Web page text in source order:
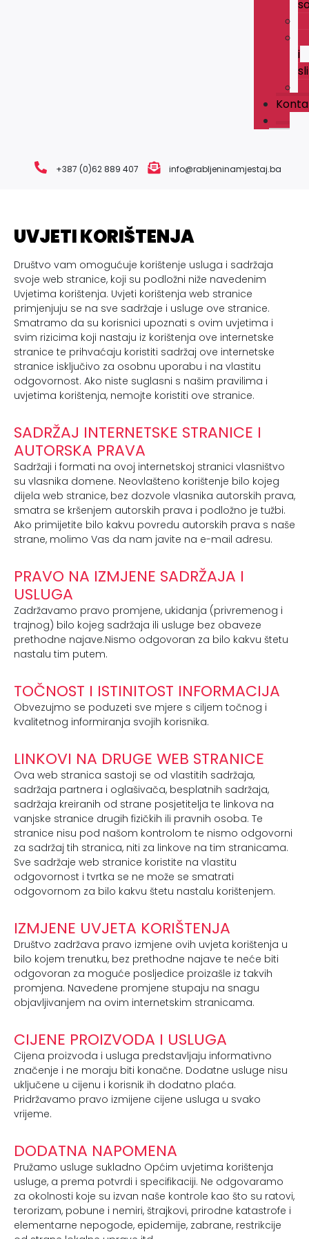
i
+387 (0)62 889 407 info@rabljeninamjestaj.ba
UVJETI KORIŠTENJA
Društvo vam omogućuje korištenje usluga i sadržaja
svoje web stranice, koji su podložni niže navedenim
Uvjetima korištenja. Uvjeti korištenja web stranice
primjenjuju se na sve sadržaje i usluge ove stranice.
Smatramo da su korisnici upoznati s ovim uvjetima i
svim rizicima koji nastaju iz korištenja ove internetske
stranice te prihvaćaju koristiti sadržaj ove internetske
stranice isključivo za osobnu uporabu i na vlastitu
odgovornost. Ako niste suglasni s našim pravilima i
uvjetima korištenja, nemojte koristiti ove stranice.
SADRŽAJ INTERNETSKE STRANICE I
AUTORSKA PRAVA
Sadržaji i formati na ovoj internetskoj stranici vlasništvo
su vlasnika domene. Neovlašteno korištenje bilo kojeg
dijela web stranice, bez dozvole vlasnika autorskih prava,
smatra se kršenjem autorskih prava i podložno je tužbi.
Ako primijetite bilo kakvu povredu autorskih prava s naše
strane, molimo Vas da nam javite na e-mail adresu.
PRAVO NA IZMJENE SADRŽAJA I
USLUGA
Zadržavamo pravo promjene, ukidanja (privremenog i
trajnog) bilo kojeg sadržaja ili usluge bez obaveze
prethodne najave.Nismo odgovoran za bilo kakvu štetu
nastalu tim putem.
TOČNOST I ISTINITOST INFORMACIJA
Obvezujmo se poduzeti sve mjere s ciljem točnog i
kvalitetnog informiranja svojih korisnika.
LINKOVI NA DRUGE WEB STRANICE
Ova web stranica sastoji se od vlastitih sadržaja,
sadržaja partnera i oglašivača, besplatnih sadržaja,
sadržaja kreiranih od strane posjetitelja te linkova na
vanjske stranice drugih fizičkih ili pravnih osoba. Te
stranice nisu pod našom kontrolom te nismo odgovorni
za sadržaj tih stranica, niti za linkove na tim stranicama.
Sve sadržaje web stranice koristite na vlastitu
odgovornost i tvrtka se ne može se smatrati
odgovornom za bilo kakvu štetu nastalu korištenjem.
IZMJENE UVJETA KORIŠTENJA
Društvo zadržava pravo izmjene ovih uvjeta korištenja u
bilo kojem trenutku, bez prethodne najave te neće biti
odgovoran za moguće posljedice proizašle iz takvih
promjena. Navedene promjene stupaju na snagu
objavljivanjem na ovim internetskim stranicama.
CIJENE PROIZVODA I USLUGA
Cijena proizvoda i usluga predstavljaju informativno
značenje i ne moraju biti konačne. Dodatne usluge nisu
uključene u cijenu i korisnik ih dodatno plaća.
Pridržavamo pravo izmijene cijene usluga u svako
vrijeme.
DODATNA NAPOMENA
Pružamo usluge sukladno Općim uvjetima korištenja
usluge, a prema potvrdi i specifikaciji. Ne odgovaramo
za okolnosti koje su izvan naše kontrole kao što su ratovi,
terorizam, pobune i nemiri, štrajkovi, prirodne katastrofe i
elementarne nepogode, epidemije, zabrane, restrikcije